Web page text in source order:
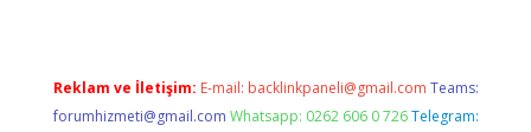
Reklam ve İletişim: E-mail: backlinkpaneli@gmail.com Teams:
forumhizmeti@gmail.com Whatsapp: 0262 606 0 726 Telegram: